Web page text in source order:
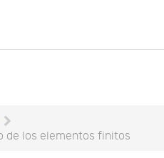
de los elementos finitos